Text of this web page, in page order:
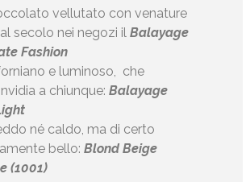
vellutato con venature
secolo nei negozi il Balayage
Fashion
e luminoso, che
a chiunque: Balayage
né caldo, ma di certo
bello: Blond Beige
(1001)